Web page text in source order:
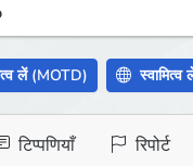
लें (MOTD)
टिप्पणियाँ रिपोर्ट